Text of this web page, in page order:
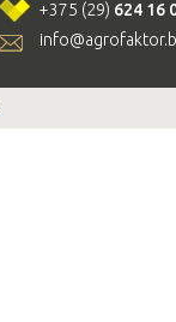
+375 (29) 624 16